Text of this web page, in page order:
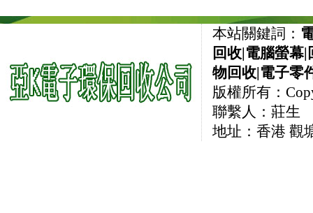
本站關鍵詞：
回收|電腦螢幕|
物回收|電子零
版權所有：
聯繫人：莊生
地址：香港 觀